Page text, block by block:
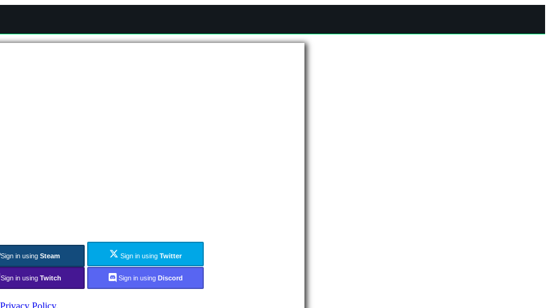
Sign in using Steam Sign in using Twitter
Sign in using Twitch Sign in using Discord